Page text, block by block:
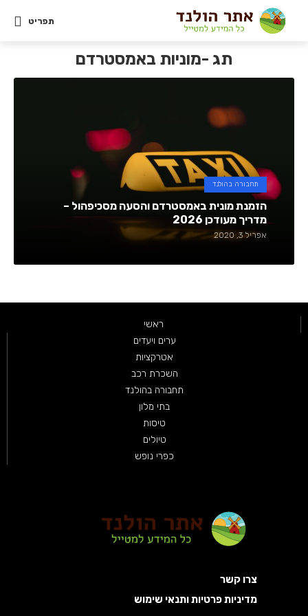
תפריט
תג -מוניות באמסטרדם
תחבורה בהולנד
הזמנת מונית באמסטרדם והסעה מסכיפהול –
מדריך מעודכן 2026
אפריל 3, 2020
ראשי
ערים ויעדים
אטרקציות
השכרת רכב
תחבורה בהולנד
בתי מלון
טיסות
טיולים
כפרי נופש
צרו קשר
מדיניות פרטיות ותנאי שימוש